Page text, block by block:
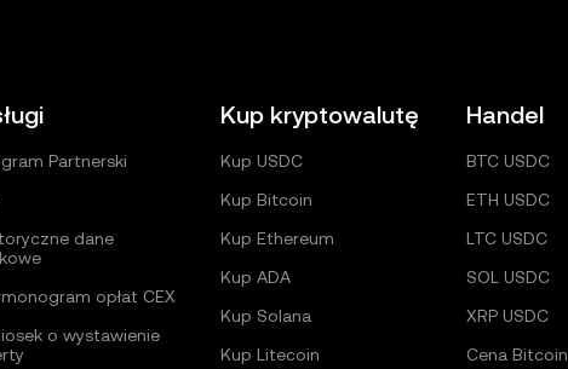
Partnerski
dane
opłat CEX
o wystawienie
Kup kryptowalutę
Kup USDC
Kup Bitcoin
Kup Ethereum
Kup ADA
Kup Solana
Kup Litecoin
Handel
BTC USDC
ETH USDC
LTC USDC
SOL USDC
XRP USDC
Cena Bitcoin